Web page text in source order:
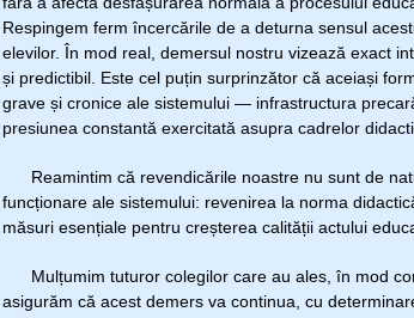
Respingem ferm încercările de a deturna sensul
elevilor. În mod real, demersul nostru vizează exact
și predictibil. Este cel puțin surprinzător că aceiași
grave și cronice ale sistemului — infrastructura
presiunea constantă exercitată asupra cadrelor
Reamintim că revendicările noastre nu sunt de
funcționare ale sistemului: revenirea la norma
măsuri esențiale pentru creșterea calității actului
Mulțumim tuturor colegilor care au ales, în mod
asigurăm că acest demers va continua, cu